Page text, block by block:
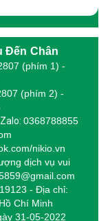
Đến Chân
(phím 1) -
(phím 2) -
0368788855
nikio.vn
dịch vụ vui
- Địa chỉ:
Chí Minh
31-05-2022